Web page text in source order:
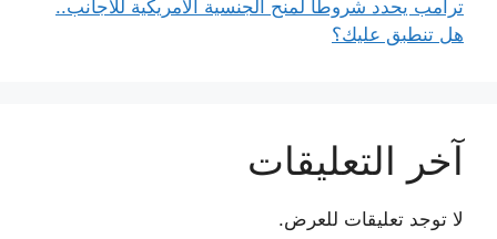
ترامب يحدد شروطًا لمنح الجنسية الأمريكية للأجانب..
هل تنطبق عليك؟
آخر التعليقات
لا توجد تعليقات للعرض.